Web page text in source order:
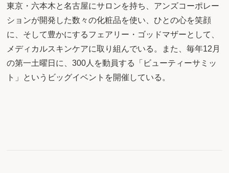
東京・六本木と名古屋にサロンを持ち、アンズコーポレー
ションが開発した数々の化粧品を使い、ひとの心を笑顔
に、そして豊かにするフェアリー・ゴッドマザーとして、
メディカルスキンケアに取り組んでいる。また、毎年12月
の第一土曜日に、300人を動員する「ビューティーサミッ
ト」というビッグイベントを開催している。